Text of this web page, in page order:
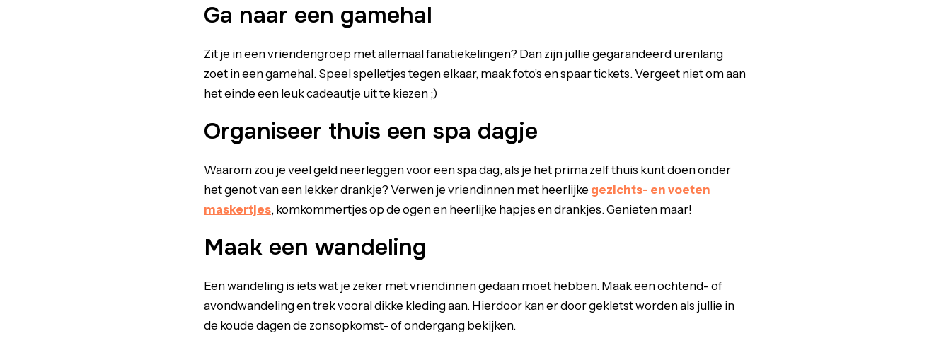
Ga naar een gamehal
Zit je in een vriendengroep met allemaal fanatiekelingen? Dan zijn jullie gegarandeerd urenlang
zoet in een gamehal. Speel spelletjes tegen elkaar, maak foto’s en spaar tickets. Vergeet niet om aan
het einde een leuk cadeautje uit te kiezen ;)
Organiseer thuis een spa dagje
Waarom zou je veel geld neerleggen voor een spa dag, als je het prima zelf thuis kunt doen onder
het genot van een lekker drankje? Verwen je vriendinnen met heerlijke gezichts- en voeten
maskertjes, komkommertjes op de ogen en heerlijke hapjes en drankjes. Genieten maar!
Maak een wandeling
Een wandeling is iets wat je zeker met vriendinnen gedaan moet hebben. Maak een ochtend- of
avondwandeling en trek vooral dikke kleding aan. Hierdoor kan er door gekletst worden als jullie in
de koude dagen de zonsopkomst- of ondergang bekijken.